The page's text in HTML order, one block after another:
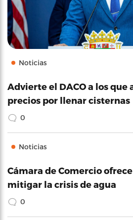
Noticias
Advierte el DACO a los
precios por llenar cisternas
0
Noticias
Cámara de Comercio
mitigar la crisis de agua
0